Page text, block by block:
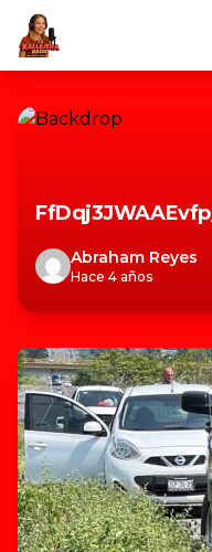
FfDqj3JWAAEvfp_
Abraham Reyes
Hace 4 años